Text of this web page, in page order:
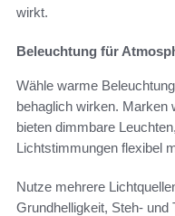
wirkt.
Beleuchtung für
Wähle warme
behaglich wirken. Marken
bieten dimmbare
Lichtstimmungen flexibel
Nutze mehrere
Grundhelligkeit, Steh- und